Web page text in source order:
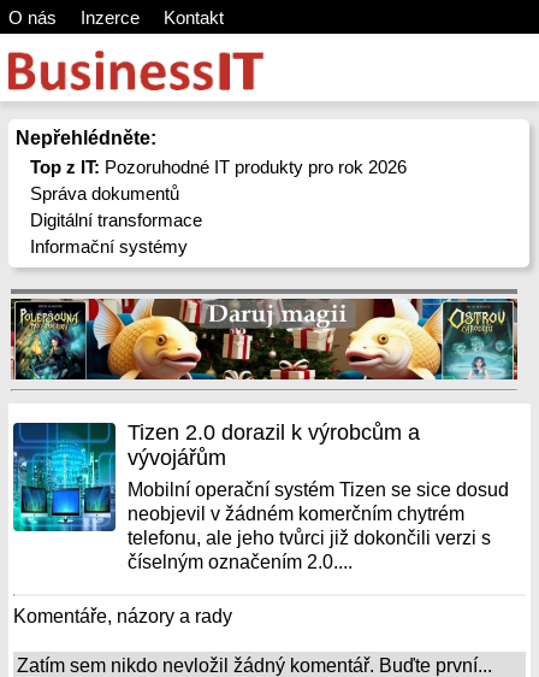
O nás Inzerce Kontakt
Nepřehlédněte:
Top z IT: Pozoruhodné IT produkty pro rok 2026
Správa dokumentů
Digitální transformace
Informační systémy
Tizen 2.0 dorazil k výrobcům a
vývojářům
Mobilní operační systém Tizen se sice dosud
neobjevil v žádném komerčním chytrém
telefonu, ale jeho tvůrci již dokončili verzi s
číselným označením 2.0....
Komentáře, názory a rady
Zatím sem nikdo nevložil žádný komentář. Buďte první...